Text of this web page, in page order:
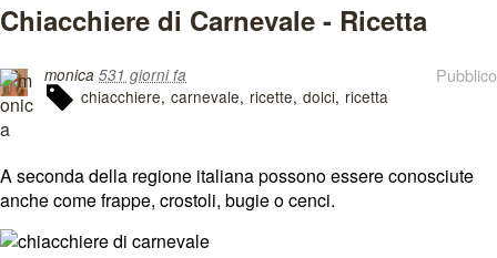
Chiacchiere di Carnevale - Ricetta
Pubblico
monica 531 giorni fa
chiacchiere carnevale ricette dolci ricetta
A seconda della regione italiana possono essere conosciute
anche come frappe, crostoli, bugie o cenci.